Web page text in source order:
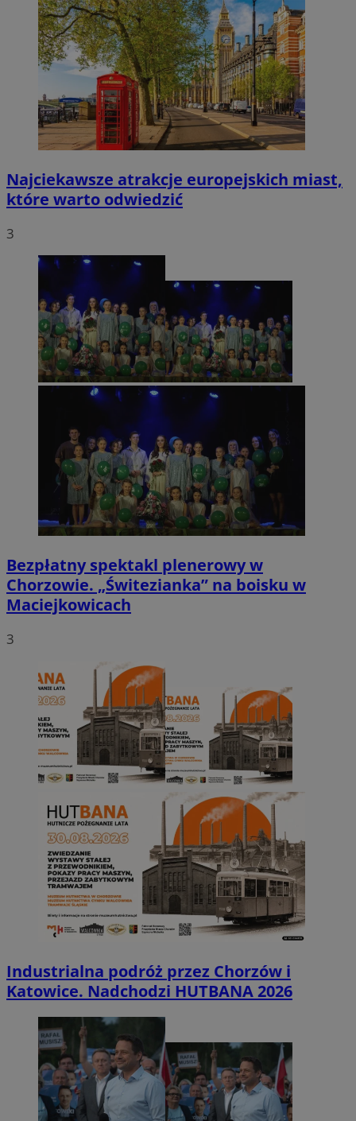
Najciekawsze atrakcje europejskich miast,
które warto odwiedzić
3
Bezpłatny spektakl plenerowy w
Chorzowie. „Świtezianka” na boisku w
Maciejkowicach
3
Industrialna podróż przez Chorzów i
Katowice. Nadchodzi HUTBANA 2026